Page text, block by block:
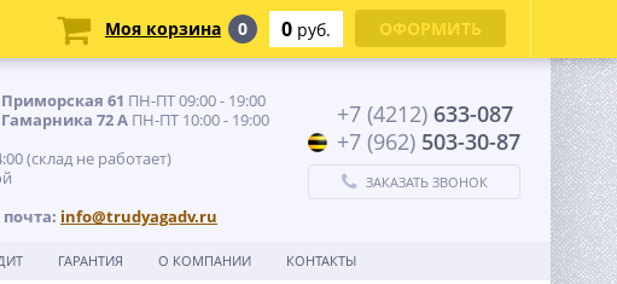
61 ПН-ПТ 09:00 - 19:00
72 А ПН-ПТ 10:00 - 19:00
(склад не работает)
info@trudyagadv.ru
+7 (4212) 633-087
+7 (962) 503-30-87
ЗАКАЗАТЬ ЗВОНОК
ГАРАНТИЯ О КОМПАНИИ КОНТАКТЫ
Моя корзина 0 0 руб. ОФОРМИТЬ